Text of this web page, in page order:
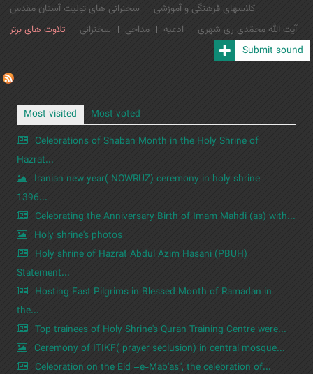
سخنرانی های تولیت آستان مقدس
کلاسهای فرهنگی و آموزشی
تلاوت های برتر
سخنرانی مداحی ادعیه
آیت الله محمّدی ری شهری
Submit sound
Most visited
Most voted
Celebrations of Shaban Month in the Holy Shrine of
Hazrat...
Iranian new year( NOWRUZ) ceremony in holy shrine -
1396...
Celebrating the Anniversary Birth of Imam Mahdi (as) with...
Holy shrine's photos
Holy shrine of Hazrat Abdul Azim Hasani (PBUH)
Statement...
Hosting Fast Pilgrims in Blessed Month of Ramadan in
the...
Top trainees of Holy Shrine's Quran Training Centre were...
Ceremony of ITIKF( prayer seclusion) in central mosque...
Celebration on the Eid –e-Mab'as", the celebration of...